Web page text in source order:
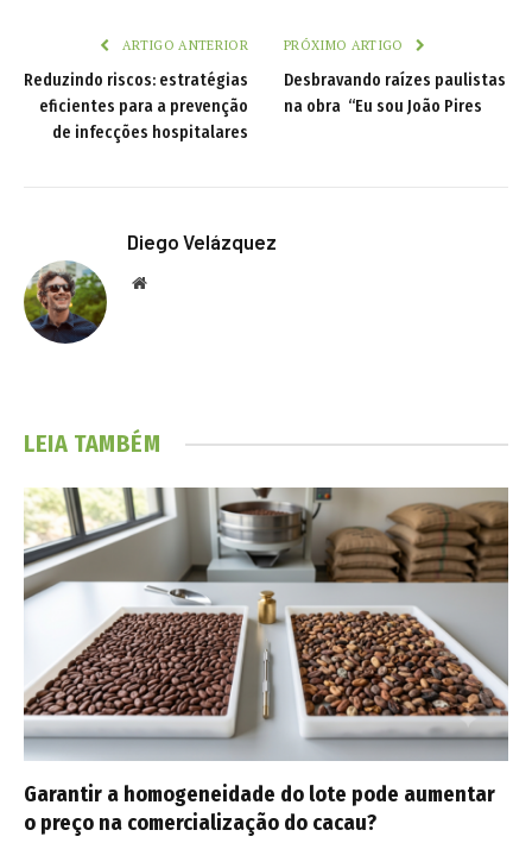
ARTIGO ANTERIOR
Reduzindo riscos: estratégias
eficientes para a prevenção
de infecções hospitalares
PRÓXIMO ARTIGO
Desbravando raízes paulistas
na obra “Eu sou João Pires
Diego Velázquez
Website
LEIA TAMBÉM
Garantir a homogeneidade do lote pode aumentar
o preço na comercialização do cacau?